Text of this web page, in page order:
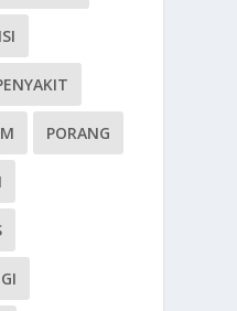
PORANG